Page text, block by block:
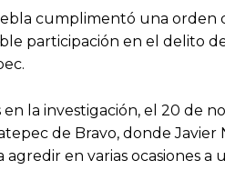
cumplimentó una orden
participación en el delito
la investigación, el 20 de
de Bravo, donde
en varias ocasiones a